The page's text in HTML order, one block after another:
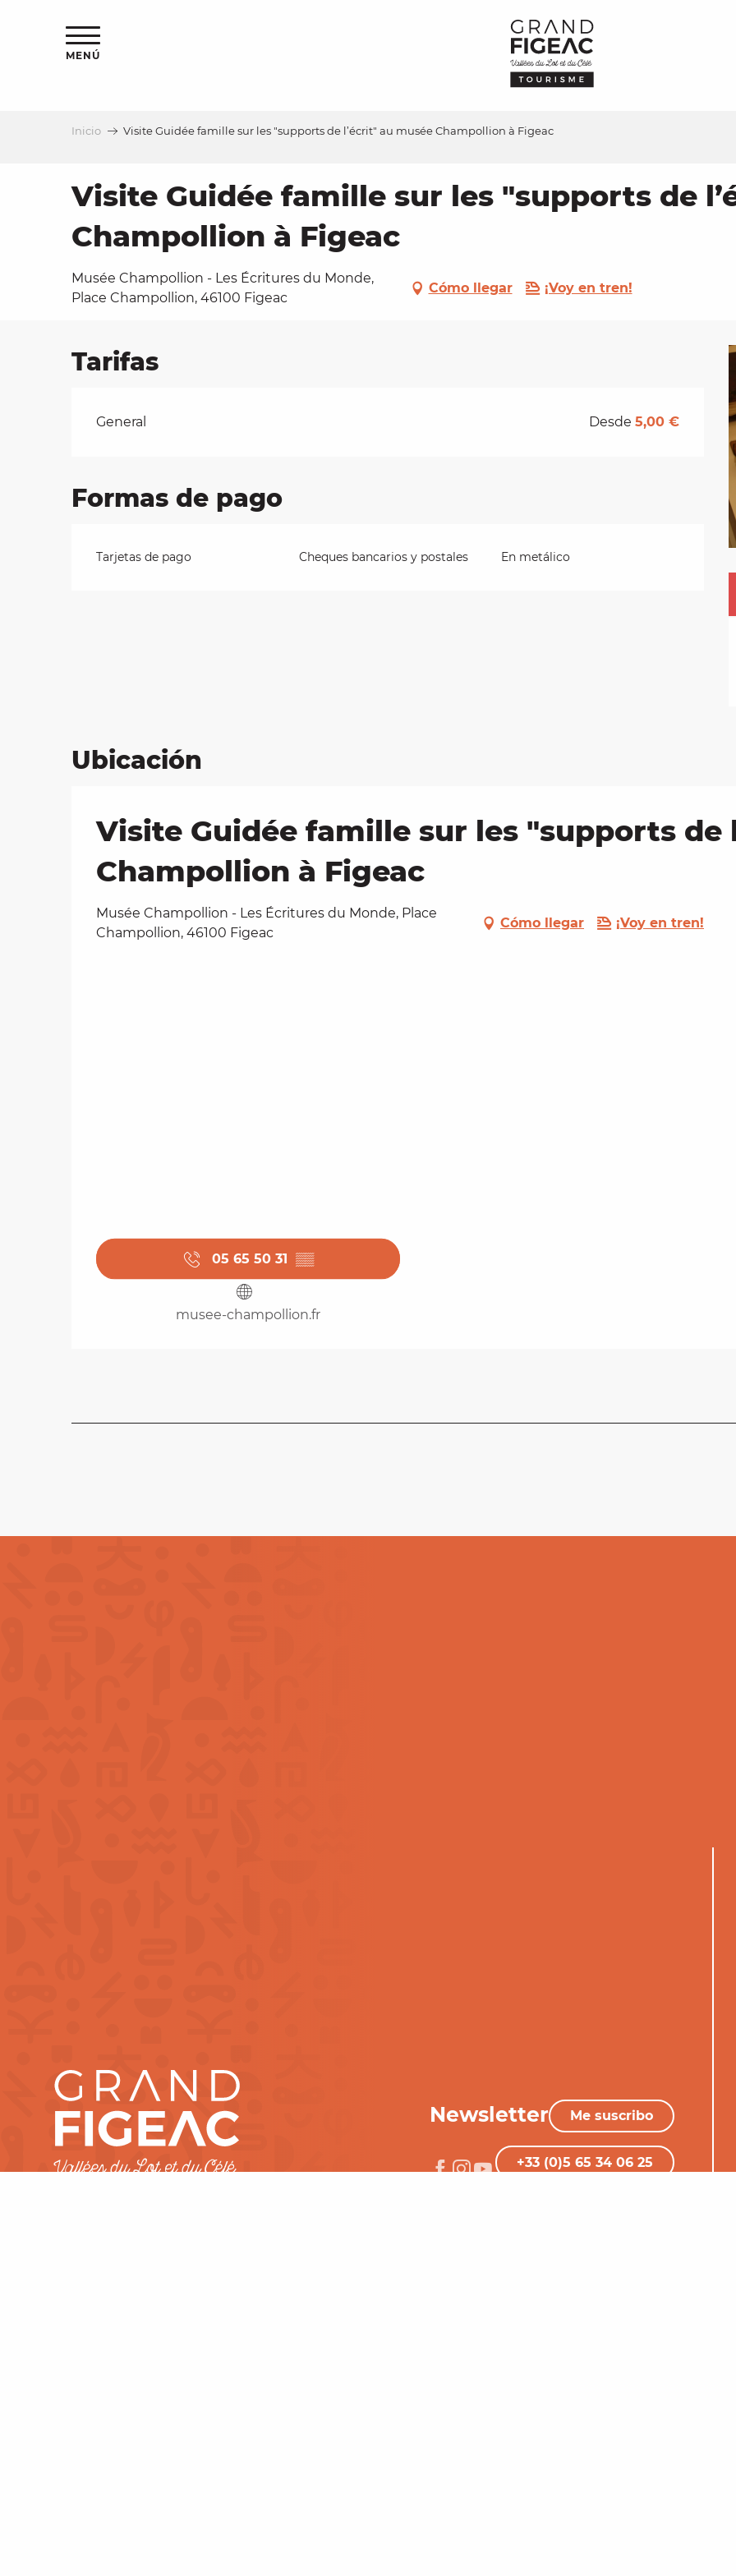
MENÚ
Inicio Visite Guidée famille sur les "supports de l’écrit" au musée Champollion à Figeac
Visite Guidée famille sur les "supports de
Champollion à Figeac
Musée Champollion - Les Écritures du Monde,
Place Champollion, 46100 Figeac
Cómo llegar ¡Voy en tren!
Tarifas
Tarifas 2026
General Desde5,00 €
Formas de pago
Tarjetas de pago Cheques bancarios y postales En metálico
Ubicación
Visite Guidée famille sur les "supports de
Champollion à Figeac
Musée Champollion - Les Écritures du Monde, Place
Champollion, 46100 Figeac
Cómo llegar ¡Voy en tren!
05 65 50 31 ▒▒
musee-champollion.fr
Newsletter Me suscribo
+33 (0)5 65 34 06 25